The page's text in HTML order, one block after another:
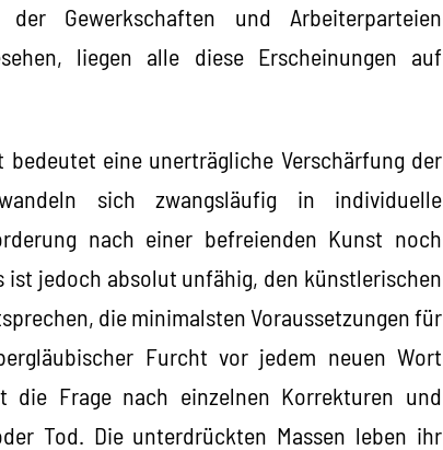
Gewerkschaften und Arbeiterparteien
liegen alle diese Erscheinungen auf
eine unerträgliche Verschärfung der
sich zwangsläufig in individuelle
nach einer befreienden Kunst noch
jedoch absolut unfähig, den künstlerischen
die minimalsten Voraussetzungen für
Furcht vor jedem neuen Wort
Frage nach einzelnen Korrekturen und
Tod. Die unterdrückten Massen leben ihr